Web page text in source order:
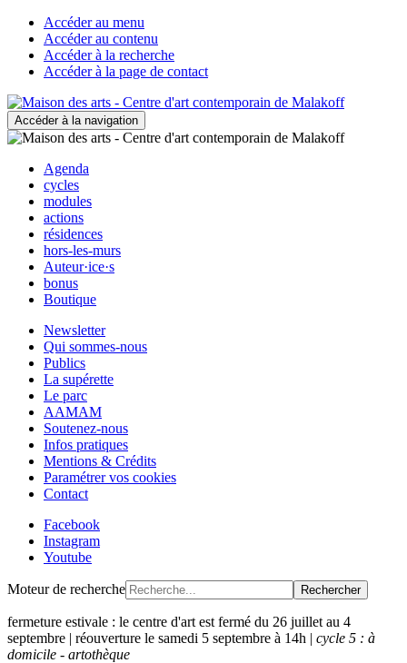
Accéder au menu
Accéder au contenu
Accéder à la recherche
Accéder à la page de contact
Accéder à la navigation
Agenda
cycles
modules
actions
résidences
hors-les-murs
Auteur·ice·s
bonus
Boutique
Newsletter
Qui sommes-nous
Publics
La supérette
Le parc
AAMAM
Soutenez-nous
Infos pratiques
Mentions & Crédits
Paramétrer vos cookies
Contact
Facebook
Instagram
Youtube
Moteur de recherche Rechercher
fermeture estivale : le centre d'art est fermé du 26 juillet au 4
septembre | réouverture le samedi 5 septembre à 14h | cycle 5 : à
domicile - artothèque